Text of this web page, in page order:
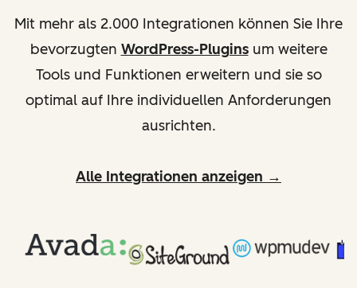
Mit mehr als 2.000 Integrationen können Sie Ihre
bevorzugten WordPress-Pluginsum weitere
Tools und Funktionen erweitern und sie so
optimal auf Ihre individuellen Anforderungen
ausrichten.
Alle Integrationen anzeigen →